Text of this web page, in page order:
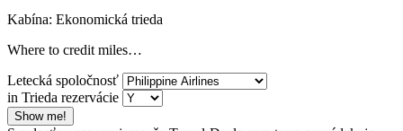
Kabína: Ekonomická trieda
Where to credit miles…
Letecká spoločnosť
in Trieda rezervácie
Show me!